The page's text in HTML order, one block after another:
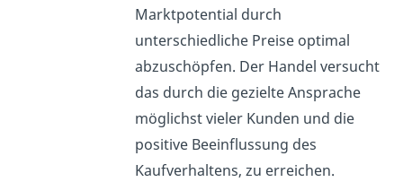
Marktpotential durch
unterschiedliche Preise optimal
abzuschöpfen. Der Handel versucht
das durch die gezielte Ansprache
möglichst vieler Kunden und die
positive Beeinflussung des
Kaufverhaltens, zu erreichen.